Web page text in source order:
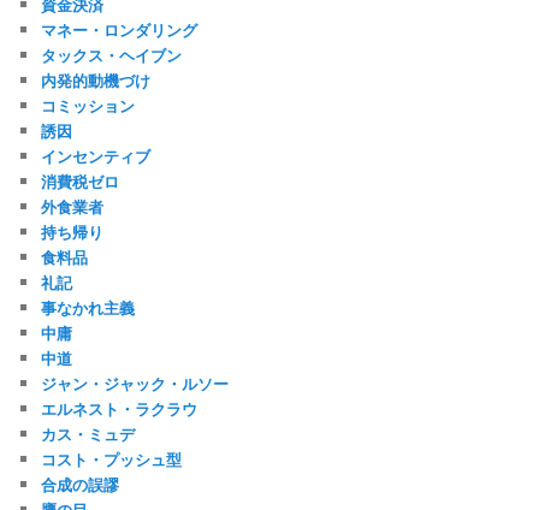
マネー・ロンダリング
タックス・ヘイブン
内発的動機づけ
コミッション
誘因
インセンティブ
消費税ゼロ
外食業者
持ち帰り
食料品
礼記
事なかれ主義
中庸
中道
ジャン・ジャック・ルソー
エルネスト・ラクラウ
カス・ミュデ
コスト・プッシュ型
合成の誤謬